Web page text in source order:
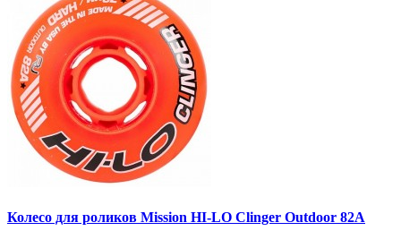
Колесо для роликов Mission HI-LO Clinger Outdoor 82A